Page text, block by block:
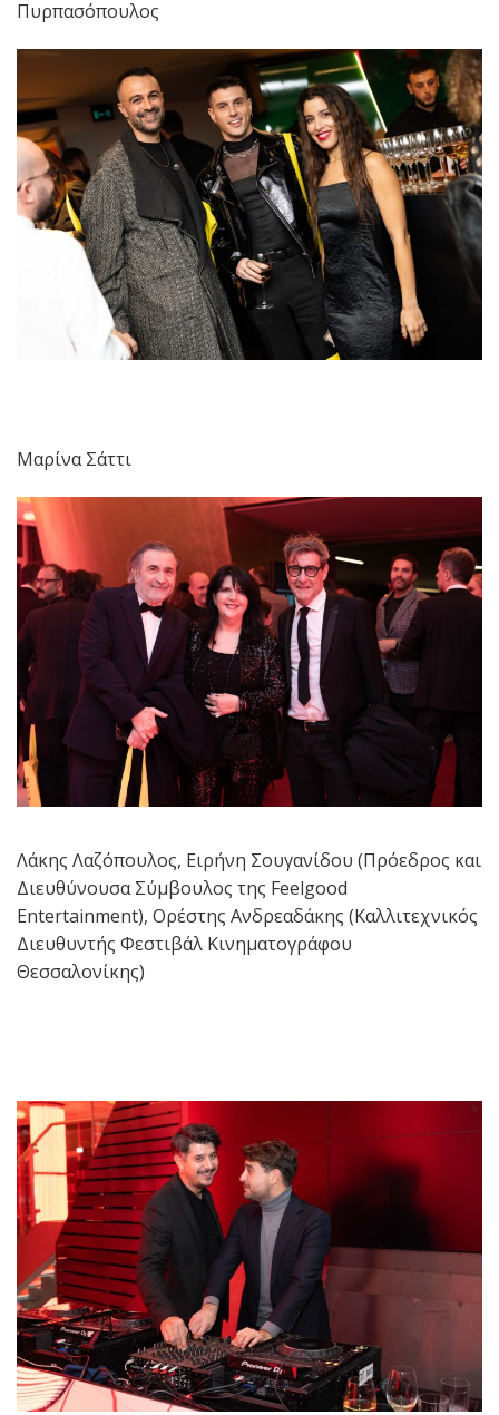
Πυρπασόπουλος
Μαρίνα Σάττι
Λάκης Λαζόπουλος, Ειρήνη Σουγανίδου (Πρόεδρος και
Διευθύνουσα Σύμβουλος της Feelgood
Entertainment), Ορέστης Ανδρεαδάκης (Καλλιτεχνικός
Διευθυντής Φεστιβάλ Κινηματογράφου
Θεσσαλονίκης)